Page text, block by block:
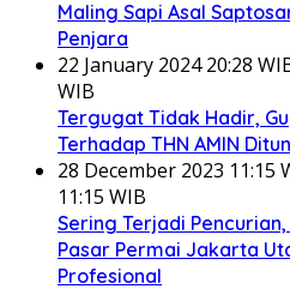
Maling Sapi Asal
Penjara
22 January 2024 20:28
WIB
Tergugat Tidak Hadir,
Terhadap THN AMIN
28 December 2023 11:15
11:15 WIB
Sering Terjadi
Pasar Permai Jakarta
Profesional